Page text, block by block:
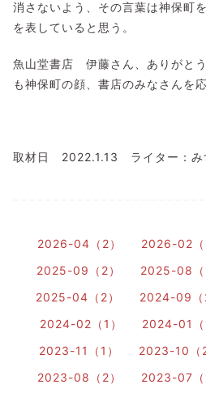
消さないよう、その言葉は神保町
を表していると思う。
魚山堂書店 伊藤さん、ありがと
も神保町の顔、書店のみなさんを
取材日 2022.1.13 ライター：み
2026-04（2） 2026-02（
2025-09（2）
2025-08（
2025-04（2）
2024-09（
2024-02（1）
2024-01（
2023-11（1）
2023-10（2
2023-08（2）
2023-07（